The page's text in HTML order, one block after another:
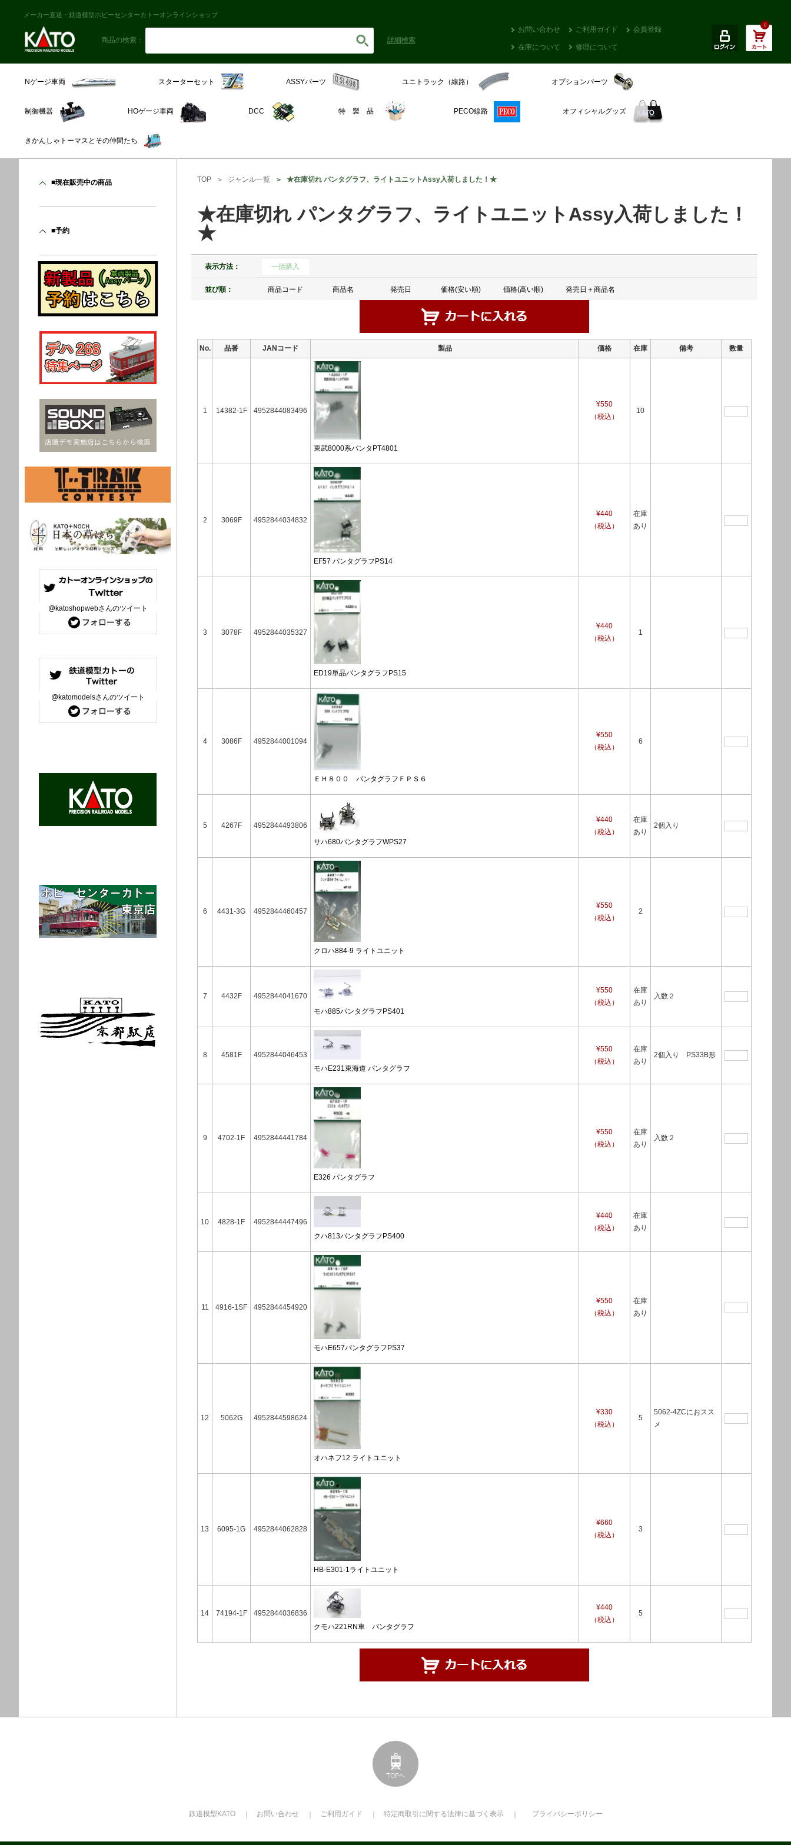
メーカー直送・鉄道模型ホビーセンターカトーオンラインショップ
商品の検索： 詳細検索
お問い合わせ ご利用ガイド 会員登録
在庫について 修理について
0
Nゲージ車両 スターターセット ASSYパーツ ユニトラック（線路） オプションパーツ
制御機器 HOゲージ車両 DCC 特 製 品 PECO線路 オフィシャルグッズ
きかんしゃトーマスとその仲間たち
TOP ジャンル一覧 ★在庫切れ パンタグラフ、ライトユニットAssy入荷しました！★
★在庫切れ パンタグラフ、ライトユニットAssy入荷しました！
★
表示方法： 一括購入
並び順： 商品コード 商品名 発売日 価格(安い順) 価格(高い順) 発売日＋商品名
No. 品番 JANコード 製品 価格 在庫 備考 数量
1 14382-1F 4952844083496
東武8000系パンタPT4801
¥550
（税込）
10
2 3069F 4952844034832
EF57 パンタグラフPS14
¥440
（税込）
在庫
あり
3 3078F 4952844035327
ED19単品パンタグラフPS15
¥440
（税込）
1
4 3086F 4952844001094
ＥＨ８００ パンタグラフＦＰＳ６
¥550
（税込）
6
5 4267F
4952844493806
サハ680パンタグラフWPS27
¥440
（税込）
在庫
あり
2個入り
6 4431-3G 4952844460457
クロハ884-9 ライトユニット
¥550
（税込）
2
7 4432F
4952844041670
モハ885パンタグラフPS401
¥550
（税込）
在庫
あり
入数２
8 4581F
4952844046453
モハE231東海道 パンタグラフ
¥550
（税込）
在庫
あり
2個入り PS33B形
9 4702-1F 4952844441784
E326 パンタグラフ
¥550
（税込）
在庫
あり
入数２
10 4828-1F
4952844447496
クハ813パンタグラフPS400
¥440
（税込）
在庫
あり
11 4916-1SF 4952844454920
モハE657パンタグラフPS37
¥550
（税込）
在庫
あり
12 5062G 4952844598624
オハネフ12 ライトユニット
¥330
（税込）
5
5062-4ZCにおスス
メ
13 6095-1G 4952844062828
HB-E301-1ライトユニット
¥660
（税込）
3
14 74194-1F
4952844036836
クモハ221RN車 パンタグラフ
¥440
（税込）
5
■現在販売中の商品
■予約
@katoshopwebさんのツイート
@katomodelsさんのツイート
鉄道模型KATO お問い合わせ ご利用ガイド 特定商取引に関する法律に基づく表示 プライバシーポリシー